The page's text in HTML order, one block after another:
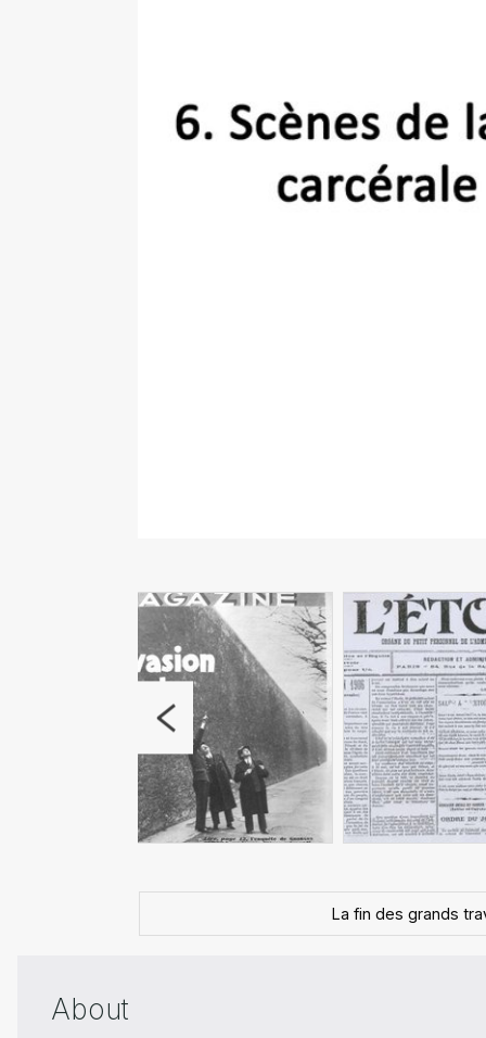
La fin des grands
About